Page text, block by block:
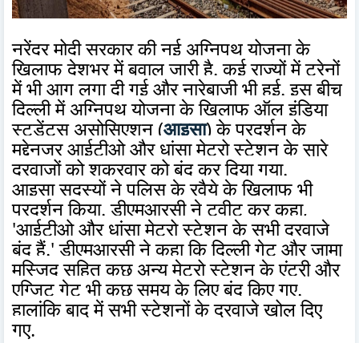
नरेंद्र मोदी सरकार की नई अग्निपथ योजना के
खिलाफ देशभर में बवाल जारी है. कई राज्यों में ट्रेनों
में भी आग लगा दी गई और नारेबाजी भी हुई. इस बीच
दिल्ली में अग्निपथ योजना के खिलाफ ऑल इंडिया
स्टूडेंट्स असोसिएशन (आइसा) के प्रदर्शन के
मद्देनजर आईटीओ और धांसा मेट्रो स्टेशन के सारे
दरवाजों को शुक्रवार को बंद कर दिया गया.
आइसा सदस्यों ने पुलिस के रवैये के खिलाफ भी
प्रदर्शन किया. डीएमआरसी ने ट्वीट कर कहा,
'आईटीओ और धांसा मेट्रो स्टेशन के सभी दरवाजे
बंद हैं.' डीएमआरसी ने कहा कि दिल्ली गेट और जामा
मस्जिद सहित कुछ अन्य मेट्रो स्टेशन के एंट्री और
एग्जिट गेट भी कुछ समय के लिए बंद किए गए.
हालांकि बाद में सभी स्टेशनों के दरवाजे खोल दिए
गए.